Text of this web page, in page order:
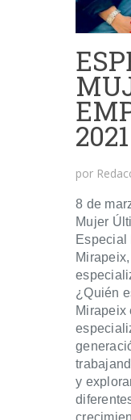
2021
por
8 de
Mujer
Especial
¿Quién
Mirapeix
y